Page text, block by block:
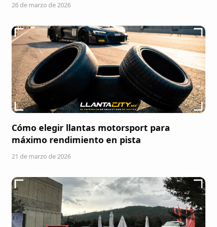
26 de marzo de 2026
Cómo elegir llantas motorsport para
máximo rendimiento en pista
21 de marzo de 2026